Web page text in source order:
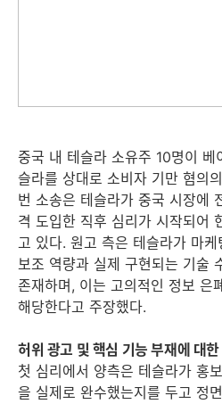
중국 내 테슬라 소유주 10명이 베
슬라를 상대로 소비자 기만 혐의
번 소송은 테슬라가 중국 시장에
격 도입한 직후 심리가 시작되어
고 있다. 원고 측은 테슬라가 마
보조 역량과 실제 구현되는 기술
존재하며, 이는 고의적인 정보 은
해당한다고 주장했다.
허위 광고 및 핵심 기능 부재에 대
첫 심리에서 양측은 테슬라가 홍
을 실제로 완수했는지를 두고 정